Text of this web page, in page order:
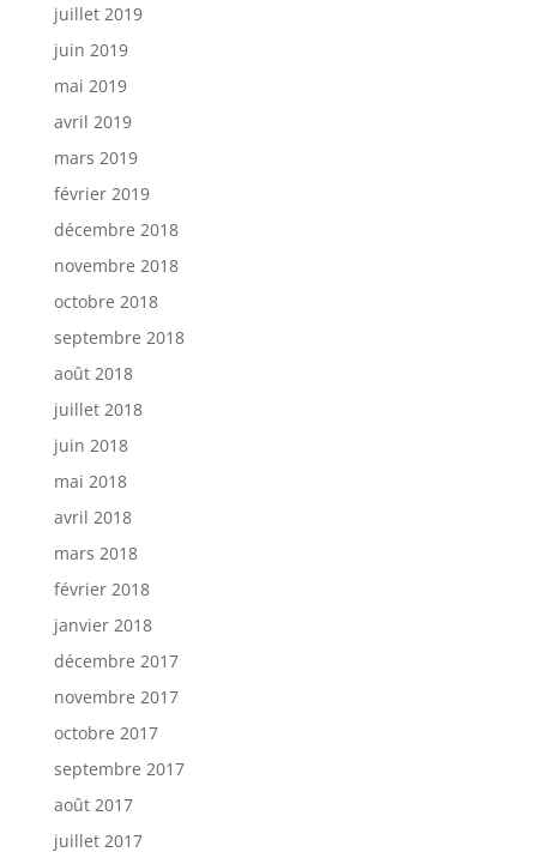
juillet 2019
juin 2019
mai 2019
avril 2019
mars 2019
février 2019
décembre 2018
novembre 2018
octobre 2018
septembre 2018
août 2018
juillet 2018
juin 2018
mai 2018
avril 2018
mars 2018
février 2018
janvier 2018
décembre 2017
novembre 2017
octobre 2017
septembre 2017
août 2017
juillet 2017